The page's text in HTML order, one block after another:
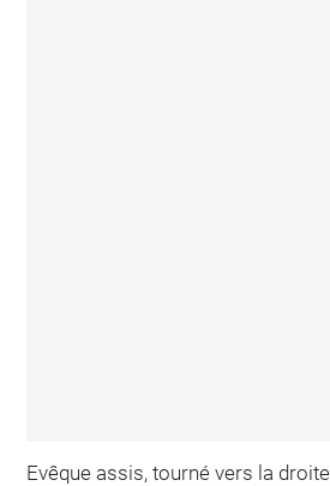
Evêque assis, tourné vers la